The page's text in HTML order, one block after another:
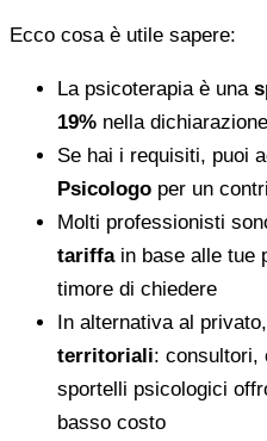
Ecco cosa è utile sapere:
La psicoterapia è una
19% nella
Se hai i requisiti, puoi
Psicologo per un
Molti professionisti
tariffain base alle tue
timore di chiedere
In alternativa al
territoriali: consultori,
sportelli psicologici
basso costo